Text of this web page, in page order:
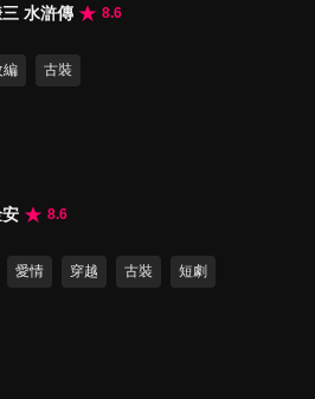
水滸傳
8.6
編
古裝
8.6
愛情 穿越 古裝 短劇